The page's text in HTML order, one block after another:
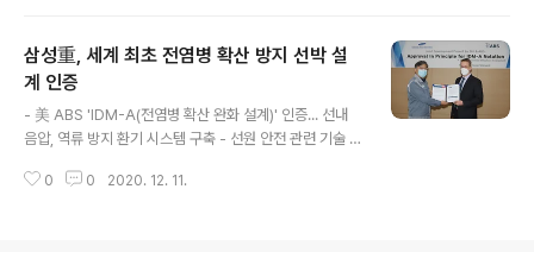
d Mount Display)를 통해 현장 도장 작업을 3차원 가상
공간에서 직접 경험하고 기량을 평가할 수 있는 시뮬레이
터입니다. 사용자는 가상 공간에서 실제 작업 환경과 동일
하게 구현된 선박 구조물에 스프레이 건(spray gun)을 조
작하여 친환경 도료를 사용한 도장 작업을 체험할 수 있으
며, 실습 후 건조 도막 두께 등 실습 결과도 실시..
삼성重, 세계 최초 전염병 확산 방지 선박 설
계 인증
- 美 ABS 'IDM-A(전염병 확산 완화 설계)' 인증... 선내
음압, 역류 방지 환기 시스템 구축 - 선원 안전 관련 기술 차
로나바이러스감염증-19(COVID-19)로 인해 전염병 관리
0 0 2020. 12. 11.